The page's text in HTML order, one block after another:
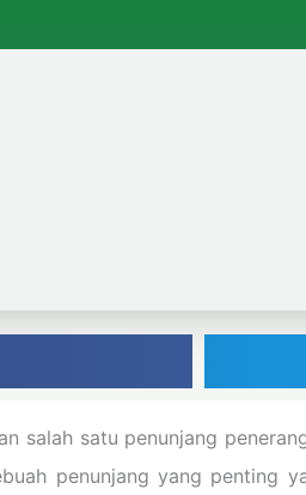
salah satu penunjang
penunjang yang penting